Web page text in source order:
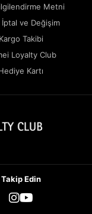
Metni
İptal ve Değişim
Kargo Takibi
Loyalty Club
Kartı
Takip Edin